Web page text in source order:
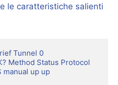
le caratteristiche salienti
Tunnel 0
Method Status Protocol
manual up up